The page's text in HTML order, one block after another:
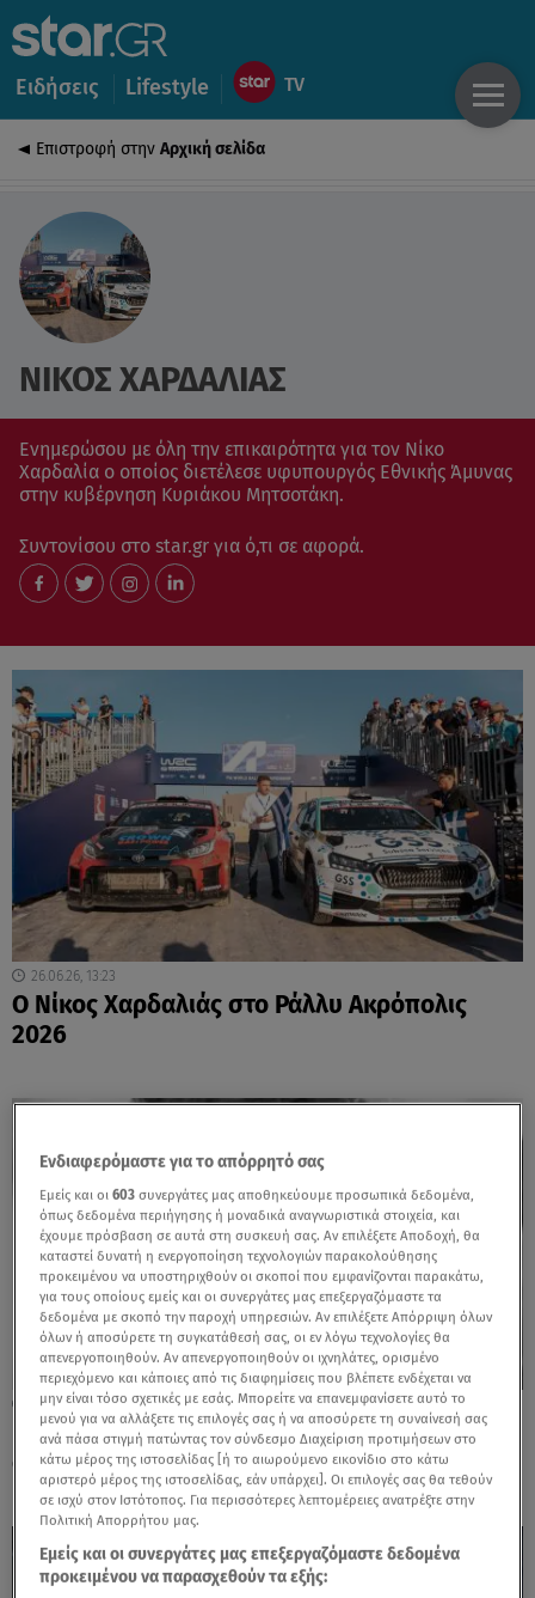
Ειδήσεις Lifestyle
Επιστροφή στην Αρχική σελίδα
ΝΙΚΟΣ ΧΑΡΔΑΛΙΑΣ
Ενημερώσου με όλη την επικαιρότητα για τον Νίκο
Χαρδαλία o οποίος διετέλεσε υφυπουργός Εθνικής Άμυνας
στην κυβέρνηση Κυριάκου Μητσοτάκη.
Συντονίσου στο star.gr για ό,τι σε αφορά.
26.06.26, 13:23
Ο Νίκος Χαρδαλιάς στο Ράλλυ Ακρόπολις
2026
02.06.26, 10:19
Πρεμιέρα στις 2 Ιουνίου για το Φεστιβάλ
στη Σκιά των Βράχων
Ενδιαφερόμαστε για το απόρρητό σας
Εμείς και οι603 συνεργάτες μας αποθηκεύουμε προσωπικά δεδομένα,
όπως δεδομένα περιήγησης ή μοναδικά αναγνωριστικά στοιχεία, και
έχουμε πρόσβαση σε αυτά στη συσκευή σας. Αν επιλέξετε Αποδοχή, θα
καταστεί δυνατή η ενεργοποίηση τεχνολογιών παρακολούθησης
προκειμένου να υποστηριχθούν οι σκοποί που εμφανίζονται παρακάτω,
για τους οποίους εμείς και οι συνεργάτες μας επεξεργαζόμαστε τα
δεδομένα με σκοπό την παροχή υπηρεσιών. Αν επιλέξετε Απόρριψη όλων
όλων ή αποσύρετε τη συγκατάθεσή σας, οι εν λόγω τεχνολογίες θα
απενεργοποιηθούν. Αν απενεργοποιηθούν οι ιχνηλάτες, ορισμένο
περιεχόμενο και κάποιες από τις διαφημίσεις που βλέπετε ενδέχεται να
μην είναι τόσο σχετικές με εσάς. Μπορείτε να επανεμφανίσετε αυτό το
μενού για να αλλάξετε τις επιλογές σας ή να αποσύρετε τη συναίνεσή σας
ανά πάσα στιγμή πατώντας τον σύνδεσμο Διαχείριση προτιμήσεων στο
κάτω μέρος της ιστοσελίδας [ή το αιωρούμενο εικονίδιο στο κάτω
αριστερό μέρος της ιστοσελίδας, εάν υπάρχει]. Οι επιλογές σας θα τεθούν
σε ισχύ στον Ιστότοπος. Για περισσότερες λεπτομέρειες ανατρέξτε στην
Πολιτική Απορρήτου μας.
Εμείς και οι συνεργάτες μας επεξεργαζόμαστε δεδομένα
προκειμένου να παρασχεθούν τα εξής: